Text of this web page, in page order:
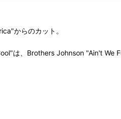
からのカット。
は、Brothers Johnson "Ain't We